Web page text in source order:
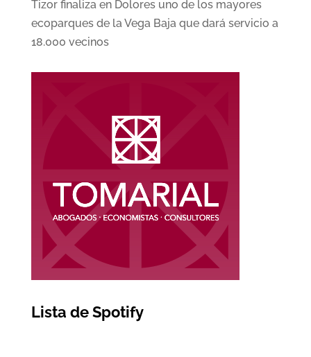
Tizor finaliza en Dolores uno de los mayores
ecoparques de la Vega Baja que dará servicio a
18.000 vecinos
Lista de Spotify